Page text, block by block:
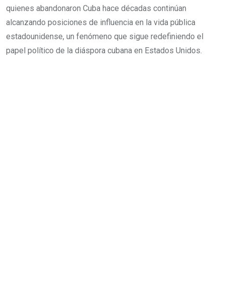
quienes abandonaron Cuba hace décadas continúan
alcanzando posiciones de influencia en la vida pública
estadounidense, un fenómeno que sigue redefiniendo el
papel político de la diáspora cubana en Estados Unidos.